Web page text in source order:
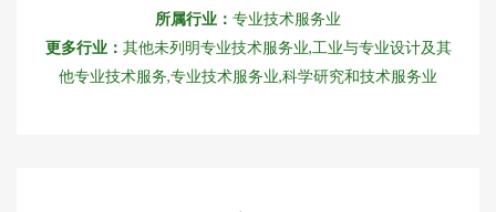
所属行业： 专业技术服务业
更多行业： 其他未列明专业技术服务业,工业与专业设计及其
他专业技术服务,专业技术服务业,科学研究和技术服务业